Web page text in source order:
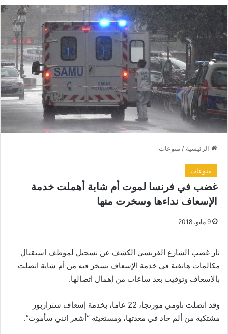
الرئيسية / منوعات
منوعات
غضب في فرنسا لموت أم شابة أهملت خدمة
الإسعاف نداءها وسخرت منها
9 مايو، 2018
ثار غضب الشارع الفرنسي الكشف عن تسجيل لموظف استقبال
مكالمات هاتفية في خدمة الإسعاف يسخر فيه من أم شابة اتصلت
بالإسعاف وتوفيت بعد ساعات من إهمال اتصالها.
وقد اتصلت ناومي موزنجا، 22 عاما، بخدمة إسعاف سترازبور
مشتكية من ألم حاد في معدتها، ومستغيثة “أشعر انني سأموت”.